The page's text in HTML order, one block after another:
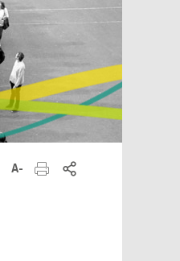
Augmenter
A- DiminuerImprimer